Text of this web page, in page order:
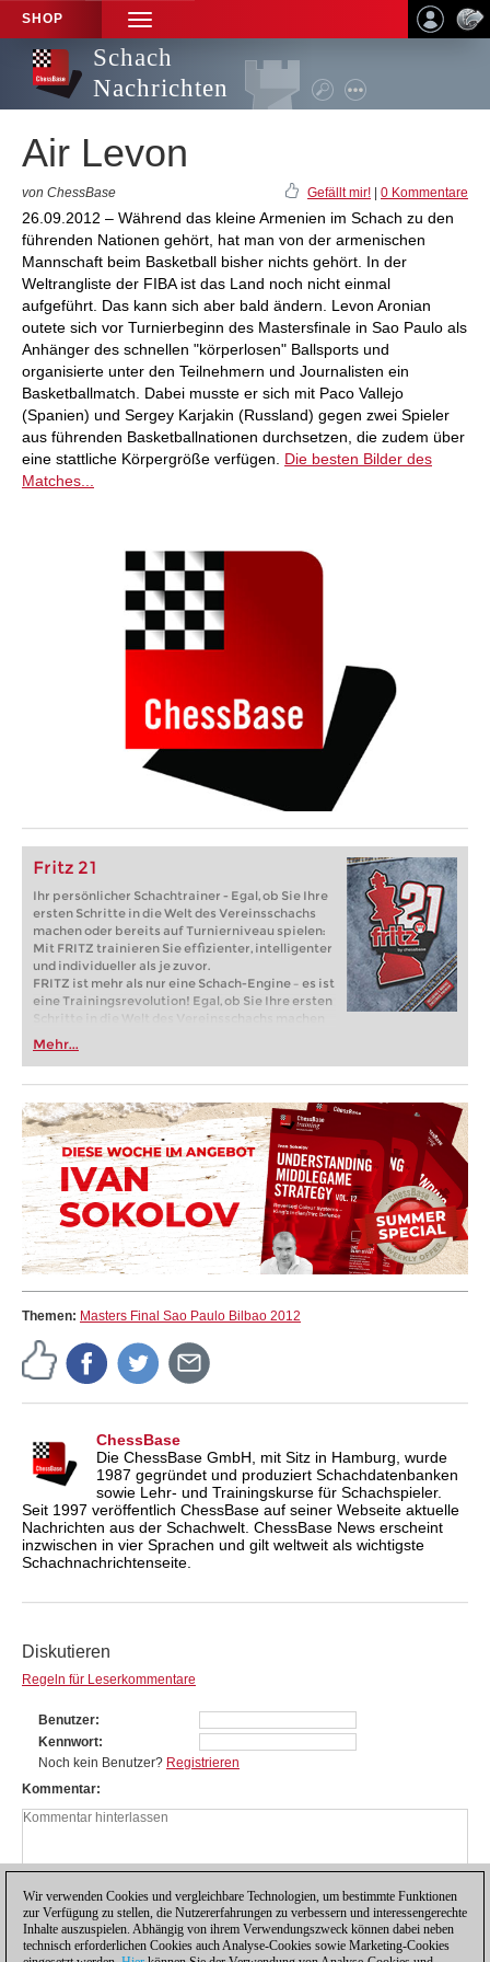
SHOP
TOGGLE
NAVIGATION
Schach
Nachrichten
Air Levon
von ChessBase Gefällt mir! 0 Kommentare
26.09.2012 – Während das kleine Armenien im Schach zu den
führenden Nationen gehört, hat man von der armenischen
Mannschaft beim Basketball bisher nichts gehört. In der
Weltrangliste der FIBA ist das Land noch nicht einmal
aufgeführt. Das kann sich aber bald ändern. Levon Aronian
outete sich vor Turnierbeginn des Mastersfinale in Sao Paulo als
Anhänger des schnellen "körperlosen" Ballsports und
organisierte unter den Teilnehmern und Journalisten ein
Basketballmatch. Dabei musste er sich mit Paco Vallejo
(Spanien) und Sergey Karjakin (Russland) gegen zwei Spieler
aus führenden Basketballnationen durchsetzen, die zudem über
eine stattliche Körpergröße verfügen. Die besten Bilder des
Matches...
Fritz 21
Ihr persönlicher Schachtrainer - Egal, ob Sie Ihre
ersten Schritte in die Welt des Vereinsschachs
machen oder bereits auf Turnierniveau spielen:
Mit FRITZ trainieren Sie effizienter, intelligenter
und individueller als je zuvor.
FRITZ ist mehr als nur eine Schach-Engine – es ist
eine Trainingsrevolution! Egal, ob Sie Ihre ersten
Schritte in die Welt des Vereinsschachs machen
oder bereits auf Turnierniveau spielen: Mit
FRITZ trainieren Sie effizienter, intelligenter und
individueller als je zuvor.
Mehr...
Themen: Masters Final Sao Paulo Bilbao 2012
ChessBase
Die ChessBase GmbH, mit Sitz in Hamburg, wurde
1987 gegründet und produziert Schachdatenbanken
sowie Lehr- und Trainingskurse für Schachspieler.
Seit 1997 veröffentlich ChessBase auf seiner Webseite aktuelle
Nachrichten aus der Schachwelt. ChessBase News erscheint
inzwischen in vier Sprachen und gilt weltweit als wichtigste
Schachnachrichtenseite.
Diskutieren
Regeln für Leserkommentare
Benutzer
Kennwort
Noch kein Benutzer? Registrieren
Kommentar
Wir verwenden Cookies und vergleichbare Technologien, um bestimmte Funktionen
zur Verfügung zu stellen, die Nutzererfahrungen zu verbessern und interessengerechte
Inhalte auszuspielen. Abhängig von ihrem Verwendungszweck können dabei neben
technisch erforderlichen Cookies auch Analyse-Cookies sowie Marketing-Cookies